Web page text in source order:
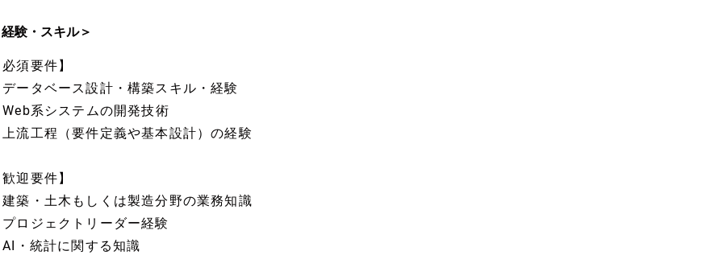
験・スキル＞
須要件】
ータベース設計・構築スキル・経験
系システムの開発技術
流工程（要件定義や基本設計）の経験
迎要件】
築・土木もしくは製造分野の業務知識
ロジェクトリーダー経験
・統計に関する知識